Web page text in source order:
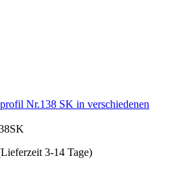
Nr.138 SK in verschiedenen
3-14 Tage)